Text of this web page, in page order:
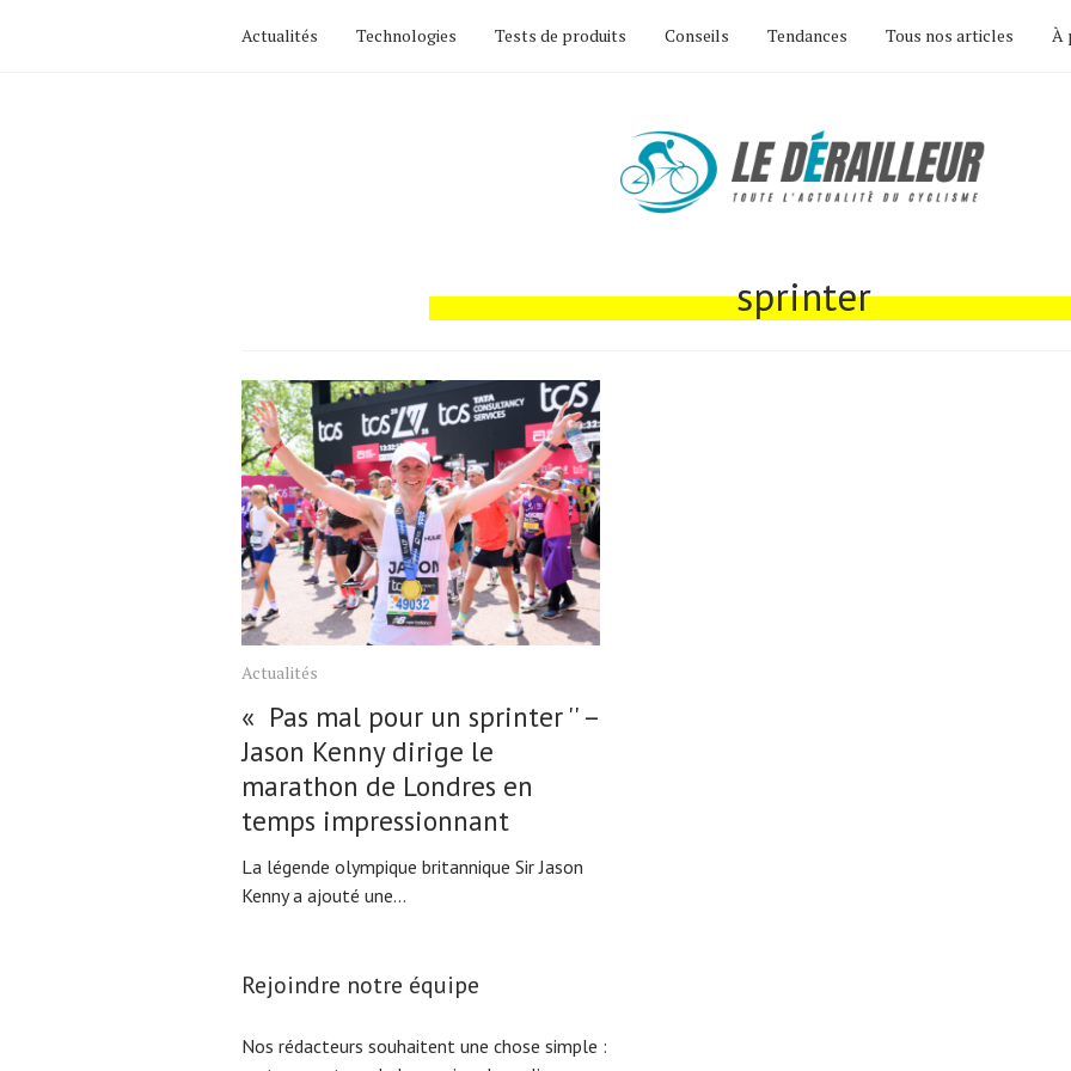
Actualités Technologies Tests de produits Conseils Tendances Tous nos articles À
sprinter
Actualités
« Pas mal pour un sprinter '' –
Jason Kenny dirige le
marathon de Londres en
temps impressionnant
La légende olympique britannique Sir Jason
Kenny a ajouté une...
Rejoindre notre équipe
Nos rédacteurs souhaitent une chose simple :